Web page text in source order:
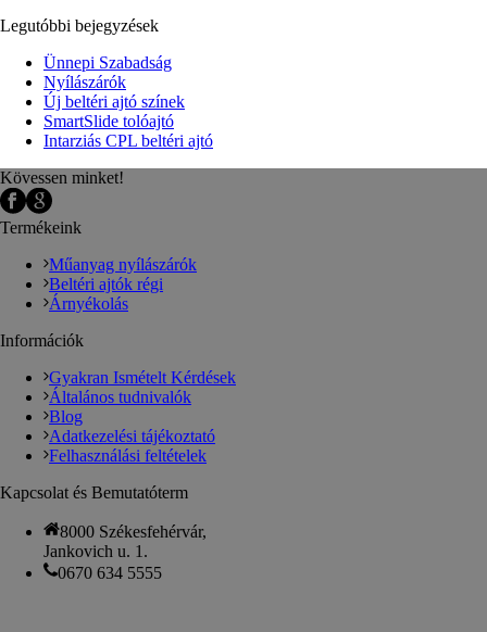
Legutóbbi bejegyzések
Ünnepi Szabadság
Nyílászárók
Új beltéri ajtó színek
SmartSlide tolóajtó
Intarziás CPL beltéri ajtó
Kövessen minket!
Termékeink
Műanyag nyílászárók
Beltéri ajtók régi
Árnyékolás
Információk
Gyakran Ismételt Kérdések
Általános tudnivalók
Blog
Adatkezelési tájékoztató
Felhasználási feltételek
Kapcsolat és Bemutatóterm
8000 Székesfehérvár,
Jankovich u. 1.
0670 634 5555